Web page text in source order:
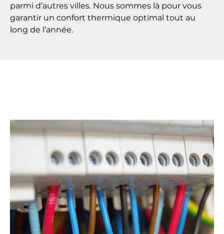
parmi d’autres villes. Nous sommes là pour vous
garantir un confort thermique optimal tout au
long de l’année.